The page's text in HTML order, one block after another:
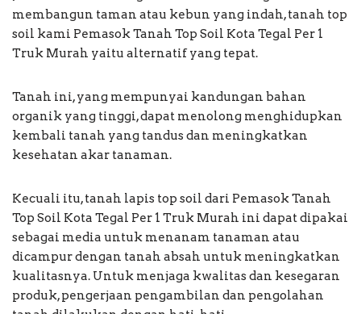
membangun taman atau kebun yang indah, tanah top
soil kami Pemasok Tanah Top Soil Kota Tegal Per 1
Truk Murah yaitu alternatif yang tepat.
Tanah ini, yang mempunyai kandungan bahan
organik yang tinggi, dapat menolong menghidupkan
kembali tanah yang tandus dan meningkatkan
kesehatan akar tanaman.
Kecuali itu, tanah lapis top soil dari Pemasok Tanah
Top Soil Kota Tegal Per 1 Truk Murah ini dapat dipakai
sebagai media untuk menanam tanaman atau
dicampur dengan tanah absah untuk meningkatkan
kualitasnya. Untuk menjaga kwalitas dan kesegaran
produk, pengerjaan pengambilan dan pengolahan